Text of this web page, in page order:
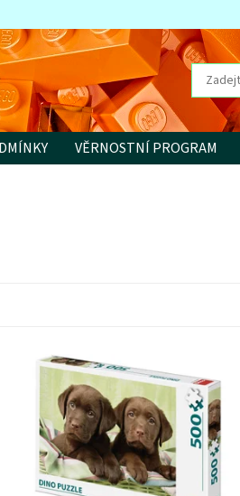
VĚRNOSTNÍ PROGRAM
Dostupnost: Skladem2 ks
8099
Značka:
DINO